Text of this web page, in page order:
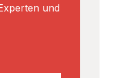
und